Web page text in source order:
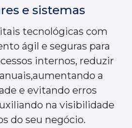
e sistemas
tecnológicas com
ágil e seguras para
internos, reduzir
a
e evitando erros
na visibilidade
do seu negócio.